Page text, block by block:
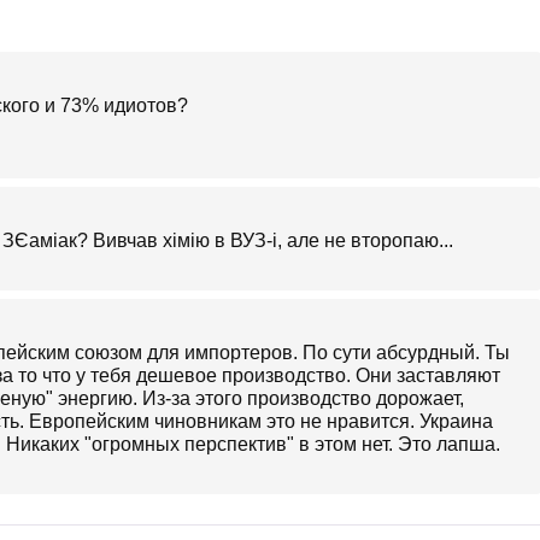
и 73% идиотов?
Вивчав хімію в ВУЗ-і, але не второпаю...
союзом для импортеров. По сути абсурдный. Ты
то что у тебя дешевое производство. Они заставляют
энергию. Из-за этого производство дорожает,
Европейским чиновникам это не нравится. Украина
"огромных перспектив" в этом нет. Это лапша.